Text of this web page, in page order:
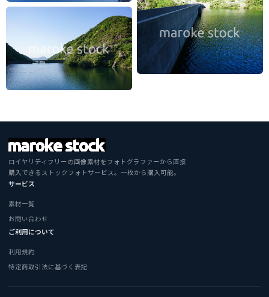
ロイヤリティフリーの画像素材をフォトグラファーから直接
購入できるストックフォトサービス。一枚から購入可能。
サービス
素材一覧
お問い合わせ
ご利用について
利用規約
特定商取引法に基づく表記